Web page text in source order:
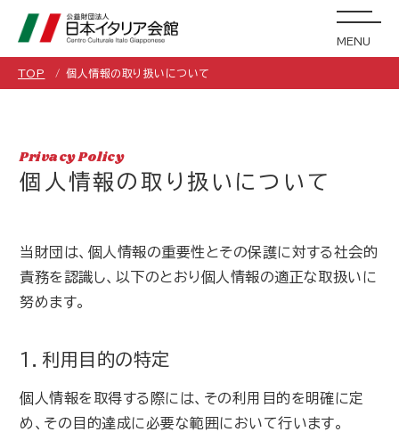
MENU
TOP 個人情報の取り扱いについて
Privacy Policy
個人情報の取り扱いについて
当財団は、個人情報の重要性とその保護に対する社会的
責務を認識し、以下のとおり個人情報の適正な取扱いに
努めます。
1．利用目的の特定
個人情報を取得する際には、その利用目的を明確に定
め、その目的達成に必要な範囲において行います。